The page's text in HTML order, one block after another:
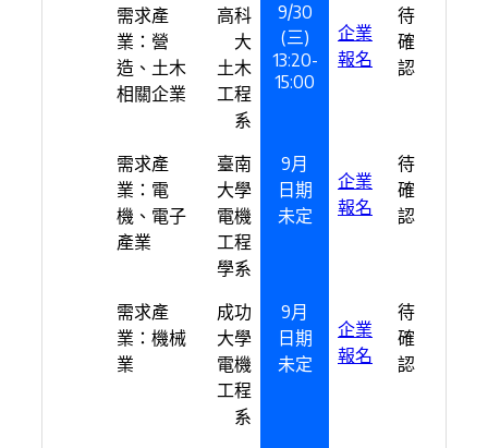
需求產
業：營
造、土木
相關企業
高科
大
土木
工程
系
9/30
(三)
13:20-
15:00
企業
報名
待
確
認
需求產
業：電
機、電子
產業
臺南
大學
電機
工程
學系
9月
日期
未定
企業
報名
待
確
認
需求產
業：機械
業
成功
大學
電機
工程
系
9月
日期
未定
企業
報名
待
確
認